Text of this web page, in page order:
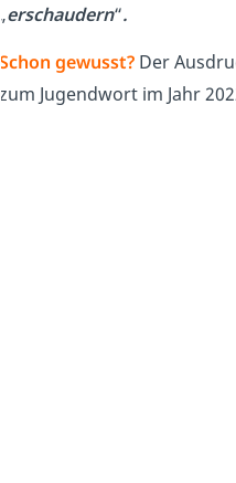
„erschaudern“.
Schon gewusst? Der
zum Jugendwort im Jahr